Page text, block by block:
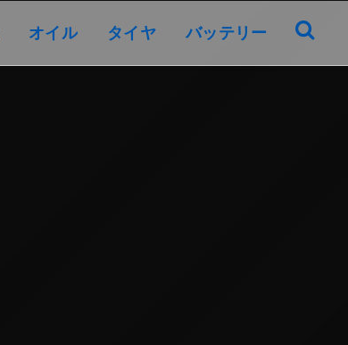
オイル
オイル タイヤ
タイヤ バッテリー
バッテリー